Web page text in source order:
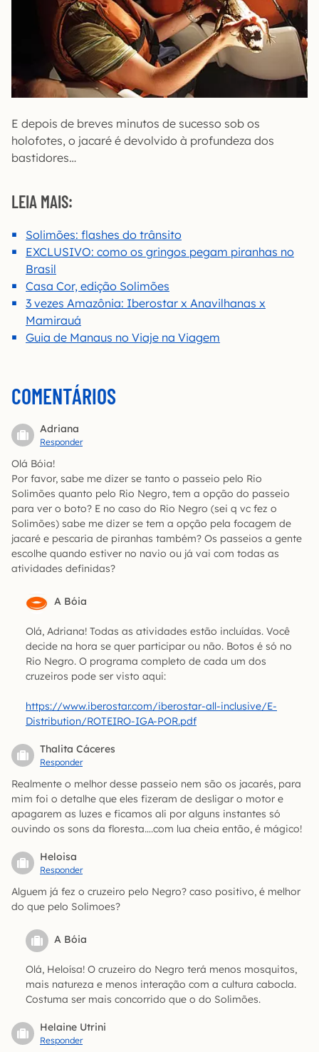
E depois de breves minutos de sucesso sob os
holofotes, o jacaré é devolvido à profundeza dos
bastidores…
LEIA MAIS:
Solimões: flashes do trânsito
EXCLUSIVO: como os gringos pegam piranhas no
Brasil
Casa Cor, edição Solimões
3 vezes Amazônia: Iberostar x Anavilhanas x
Mamirauá
Guia de Manaus no Viaje na Viagem
COMENTÁRIOS
Adriana
Responder
Olá Bóia!
Por favor, sabe me dizer se tanto o passeio pelo Rio
Solimões quanto pelo Rio Negro, tem a opção do passeio
para ver o boto? E no caso do Rio Negro (sei q vc fez o
Solimões) sabe me dizer se tem a opção pela focagem de
jacaré e pescaria de piranhas também? Os passeios a gente
escolhe quando estiver no navio ou já vai com todas as
atividades definidas?
A Bóia
Olá, Adriana! Todas as atividades estão incluídas. Você
decide na hora se quer participar ou não. Botos é só no
Rio Negro. O programa completo de cada um dos
cruzeiros pode ser visto aqui:
https://www.iberostar.com/iberostar-all-inclusive/E-
Distribution/ROTEIRO-IGA-POR.pdf
Thalita Cáceres
Responder
Realmente o melhor desse passeio nem são os jacarés, para
mim foi o detalhe que eles fizeram de desligar o motor e
apagarem as luzes e ficamos ali por alguns instantes só
ouvindo os sons da floresta….com lua cheia então, é mágico!
Heloisa
Responder
Alguem já fez o cruzeiro pelo Negro? caso positivo, é melhor
do que pelo Solimoes?
A Bóia
Olá, Heloísa! O cruzeiro do Negro terá menos mosquitos,
mais natureza e menos interação com a cultura cabocla.
Costuma ser mais concorrido que o do Solimões.
Helaine Utrini
Responder